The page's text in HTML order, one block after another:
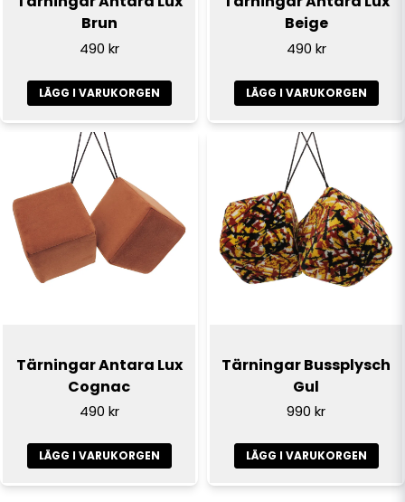
Brun
490 kr
LÄGG I VARUKORGEN
Beige
490 kr
LÄGG I VARUKORGEN
Tärningar Antara Lux
Cognac
490 kr
LÄGG I VARUKORGEN
Tärningar Bussplysch
Gul
990 kr
LÄGG I VARUKORGEN